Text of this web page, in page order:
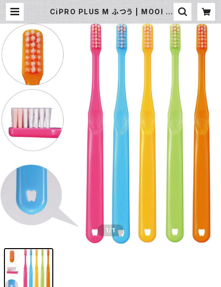
CiPRO PLUS M ふつう | MOOI S
1 /1